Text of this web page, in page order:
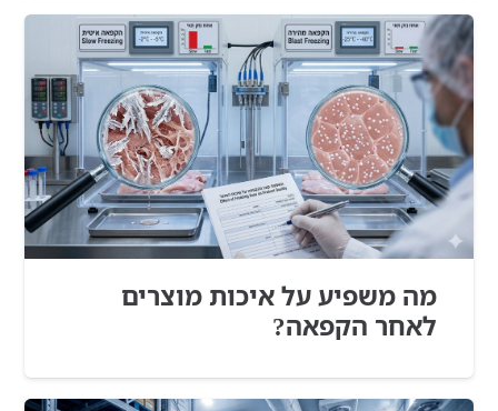
מה משפיע על איכות מוצרים
לאחר הקפאה?